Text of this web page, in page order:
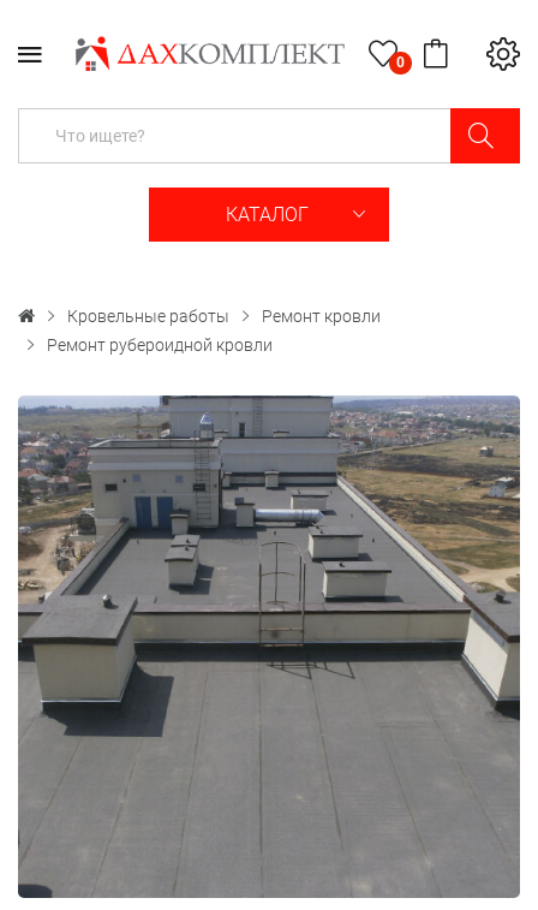
0
КАТАЛОГ
Кровельные работы
Ремонт кровли
Ремонт рубероидной кровли